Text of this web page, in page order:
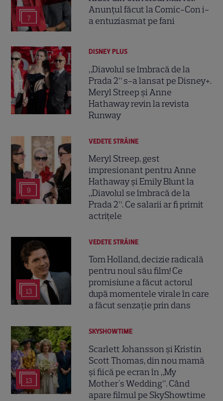
7
Anunțul făcut la Comic-Con i-
a entuziasmat pe fani
DISNEY PLUS
„Diavolul se îmbracă de la
Prada 2” s-a lansat pe Disney+.
Meryl Streep și Anne
Hathaway revin la revista
Runway
9
VEDETE STRĂINE
Meryl Streep, gest
impresionant pentru Anne
Hathaway și Emily Blunt la
„Diavolul se îmbracă de la
Prada 2”. Ce salarii ar fi primit
actrițele
13
VEDETE STRĂINE
Tom Holland, decizie radicală
pentru noul său film! Ce
promisiune a făcut actorul
după momentele virale în care
a făcut senzație prin dans
13
SKYSHOWTIME
Scarlett Johansson și Kristin
Scott Thomas, din nou mamă
și fiică pe ecran în „My
Mother's Wedding”. Când
apare filmul pe SkyShowtime